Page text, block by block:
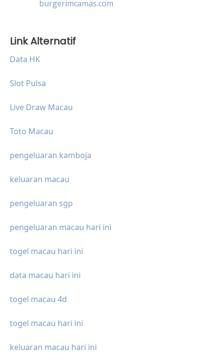
burgerimcamas.com
Link Alternatif
Data HK
Slot Pulsa
Live Draw Macau
Toto Macau
pengeluaran kamboja
keluaran macau
pengeluaran sgp
pengeluaran macau hari ini
togel macau hari ini
data macau hari ini
togel macau 4d
togel macau hari ini
keluaran macau hari ini